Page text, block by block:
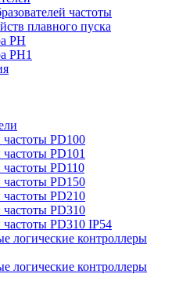
частоты
плавного пуска
PH
PH1
частоты PD100
PD101
частоты PD110
частоты PD150
частоты PD210
частоты PD310
частоты PD310 IP54
логические контроллеры
логические контроллеры